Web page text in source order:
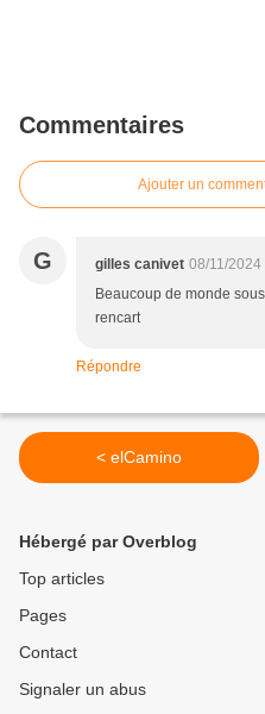
Commentaires
Ajouter un
G gilles canivet 08/11/2024
Beaucoup de monde
rencart
Répondre
< elCamino
Hébergé par Overblog
Top articles
Pages
Contact
Signaler un abus